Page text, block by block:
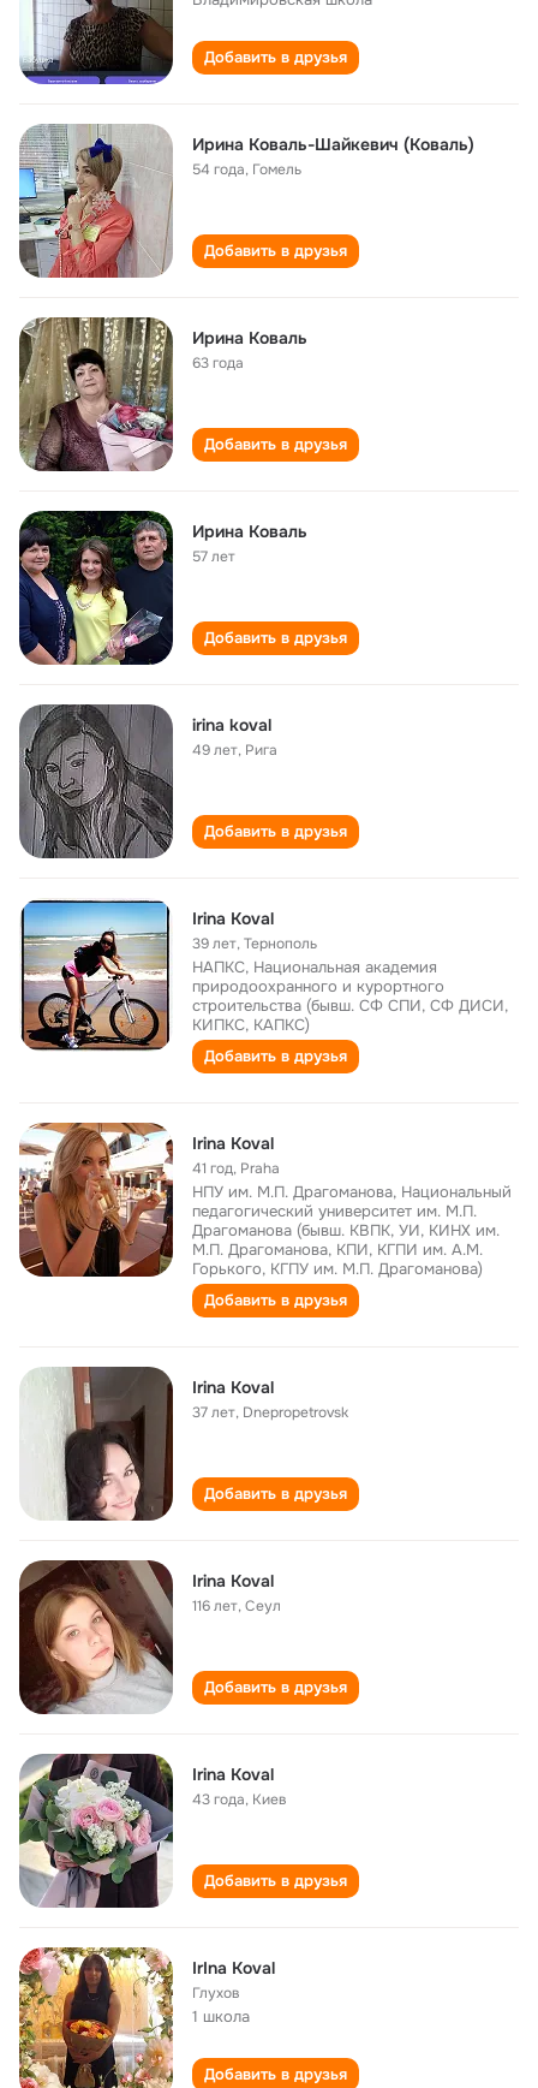
Добавить в друзья
Ирина Коваль-Шайкевич (Коваль)
54 года, Гомель
Добавить в друзья
Ирина Коваль
63 года
Добавить в друзья
Ирина Коваль
57 лет
Добавить в друзья
irina koval
49 лет, Рига
Добавить в друзья
Irina Koval
39 лет,Тернополь
НАПКС, Национальная академия
природоохранного и курортного
строительства (бывш. СФ СПИ, СФ ДИСИ,
КИПКС, КАПКС)
Добавить в друзья
Irina Koval
41 год, Praha
НПУ им. М.П. Драгоманова, Национальный
педагогический университет им. М.П.
Драгоманова (бывш. КВПК, УИ, КИНХ им.
М.П. Драгоманова, КПИ, КГПИ им. А.М.
Горького, КГПУ им. М.П. Драгоманова)
Добавить в друзья
Irina Koval
37 лет, Dnepropetrovsk
Добавить в друзья
Irina Koval
116 лет,Сеул
Добавить в друзья
Irina Koval
43 года, Киев
Добавить в друзья
IrIna Koval
Глухов
1 школа
Добавить в друзья